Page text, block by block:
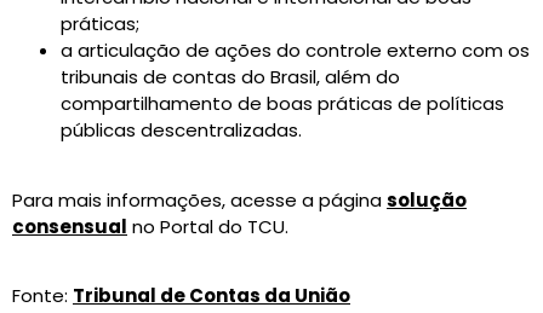
práticas;
a articulação de ações do controle externo com os
tribunais de contas do Brasil, além do
compartilhamento de boas práticas de políticas
públicas descentralizadas.
Para mais informações, acesse a páginasolução
consensual no Portal do TCU.
Fonte: Tribunal de Contas da União